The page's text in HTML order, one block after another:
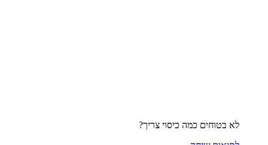
לא בטוחים כמה כיסוי צריך?